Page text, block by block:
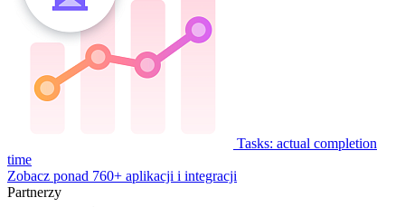
Tasks: actual completion
time
Zobacz ponad 760+ aplikacji i integracji
Partnerzy